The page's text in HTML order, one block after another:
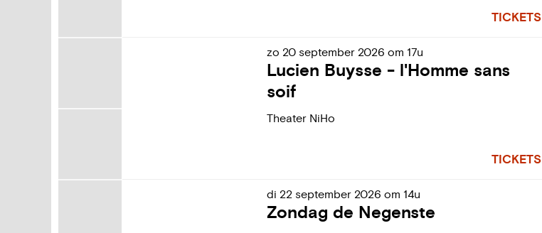
TICKETS
zo 20 september 2026 om17u
Lucien Buysse - l'Homme sans
soif
Theater NiHo
TICKETS
di 22 september 2026 om14u
Zondag de Negenste